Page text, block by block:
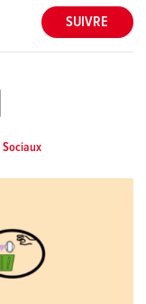
SUIVRE